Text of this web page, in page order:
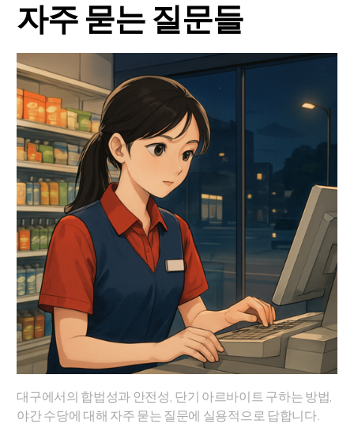
자주 묻는 질문들
대구에서의 합법성과 안전성, 단기 아르바이트 구하는 방법,
야간 수당에 대해 자주 묻는 질문에 실용적으로 답합니다.